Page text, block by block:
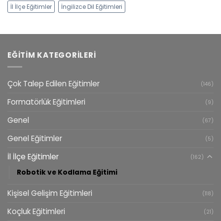
İl İlçe Eğitimler
İngilizce Dil Eğitimleri
EĞITIM KATEGORILERI
Çok Talep Edilen Eğitimler (146)
Formatörlük Eğitimleri (9)
Genel (67)
Genel Eğitimler (5)
İl İlçe Eğitimler (162)
Robotik ve Kodlama Eğitimi
Kişisel Gelişim Eğitimleri (118)
Koçluk Eğitimleri (21)